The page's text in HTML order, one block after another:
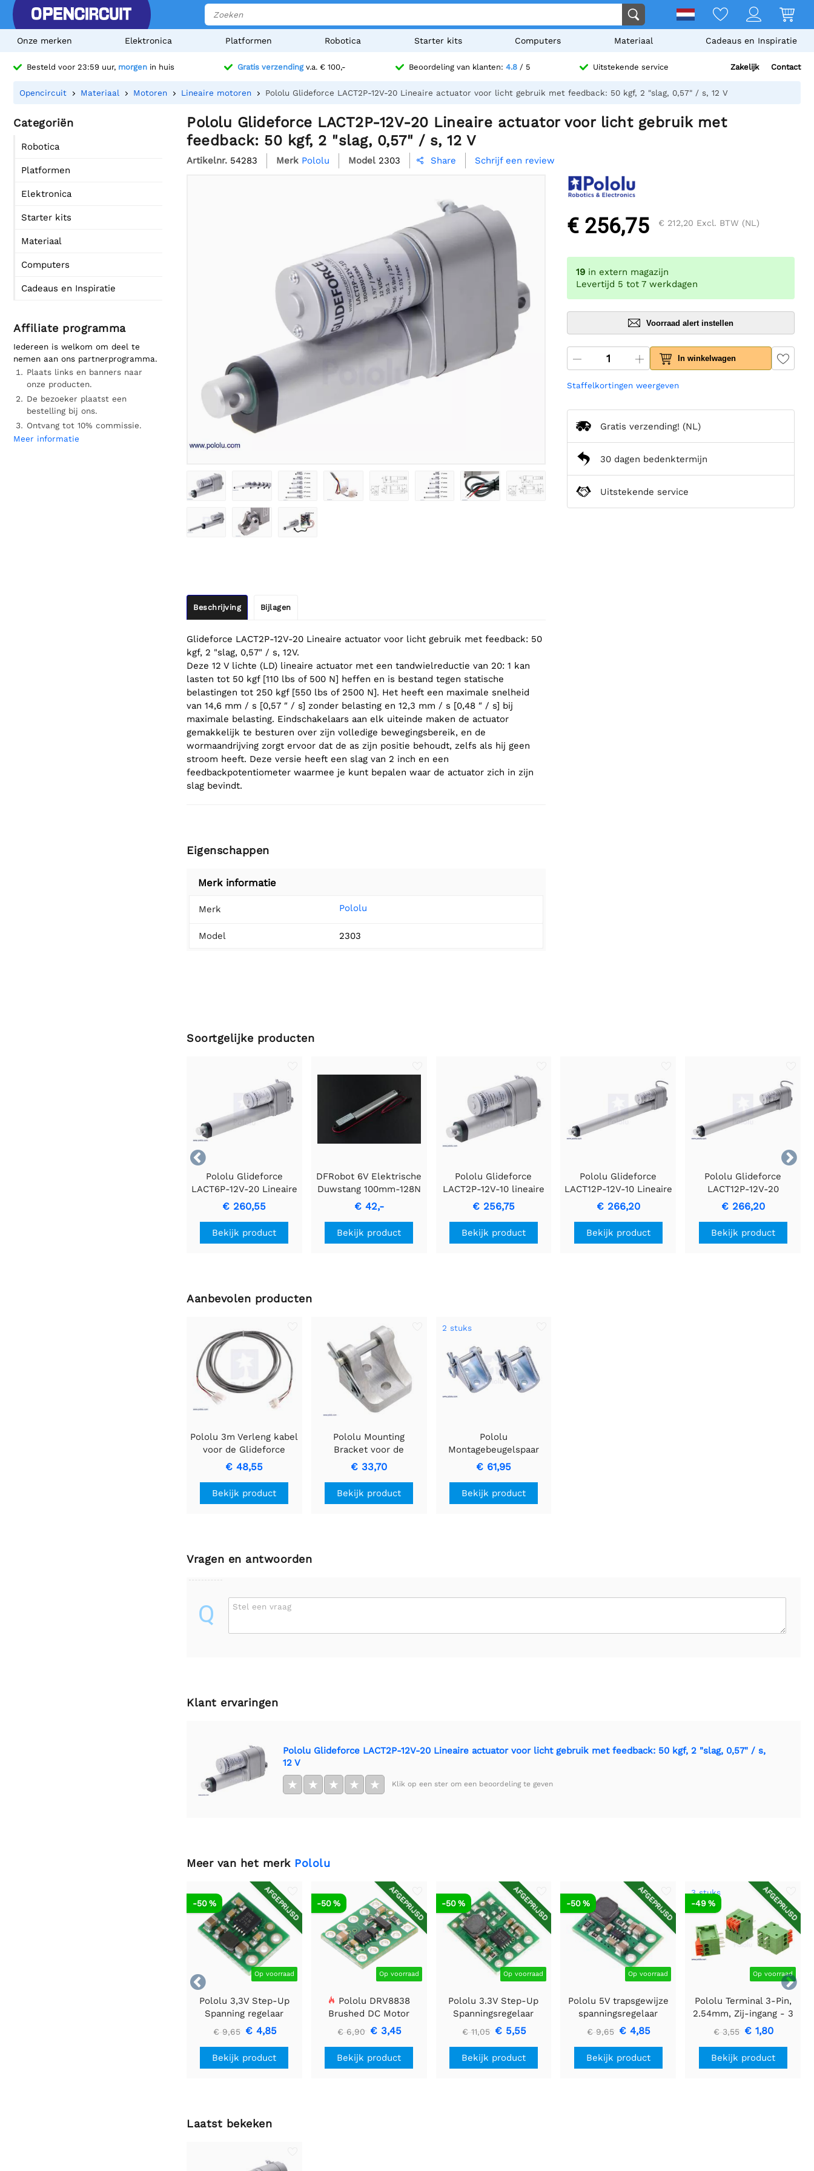
Onze merken Elektronica Platformen Robotica Starter kits Computers Materiaal Cadeaus en Inspiratie
Besteld voor 23:59 uur, morgen in huis Gratis verzendingv.a. € 100,- Beoordeling van klanten: 4.8/ 5 Uitstekende service Zakelijk Contact
Opencircuit Materiaal Motoren Lineaire motoren Pololu Glideforce LACT2P-12V-20 Lineaire actuator voor licht gebruik met feedback: 50 kgf, 2 "slag, 0,57" / s, 12 V
Categoriën
Robotica
Platformen
Elektronica
Starter kits
Materiaal
Computers
Cadeaus en Inspiratie
Affiliate programma
Iedereen is welkom om deel te
nemen aan ons partnerprogramma.
Plaats links en banners naar
onze producten.
De bezoeker plaatst een
bestelling bij ons.
Ontvang tot 10% commissie.
Meer informatie
Pololu Glideforce LACT2P-12V-20 Lineaire actuator voor licht gebruik met
feedback: 50 kgf, 2 "slag, 0,57" / s, 12 V
Artikelnr. 54283 Merk Pololu Model 2303  Share Schrijf een review
Beschrijving Bijlagen
Glideforce LACT2P-12V-20 Lineaire actuator voor licht gebruik met feedback: 50
kgf, 2 "slag, 0,57" / s, 12V.
Deze 12 V lichte (LD) lineaire actuator met een tandwielreductie van 20: 1 kan
lasten tot 50 kgf [110 lbs of 500 N] heffen en is bestand tegen statische
belastingen tot 250 kgf [550 lbs of 2500 N]. Het heeft een maximale snelheid
van 14,6 mm / s [0,57 ″ / s] zonder belasting en 12,3 mm / s [0,48 ″ / s] bij
maximale belasting. Eindschakelaars aan elk uiteinde maken de actuator
gemakkelijk te besturen over zijn volledige bewegingsbereik, en de
wormaandrijving zorgt ervoor dat de as zijn positie behoudt, zelfs als hij geen
stroom heeft. Deze versie heeft een slag van 2 inch en een
feedbackpotentiometer waarmee je kunt bepalen waar de actuator zich in zijn
slag bevindt.
Eigenschappen
Merk informatie
Merk Pololu
Model 2303
€ 256,75 € 212,20 Excl. BTW (NL)
19 in extern magazijn
Levertijd 5 tot 7 werkdagen
Voorraad alert instellen
In winkelwagen
Staffelkortingen weergeven
Gratis verzending! (NL)
30 dagen bedenktermijn
Uitstekende service
Soortgelijke producten


Pololu Glideforce
LACT6P-12V-20 Lineaire
actuator voor licht
gebruik met feedback:
50 kgf, 6 "slag, 0,57" / s,
12 V
€ 260,55
Bekijk product
DFRobot 6V Elektrische
Duwstang 100mm-128N
€ 42,-
Bekijk product
Pololu Glideforce
LACT2P-12V-10 lineaire
actuator voor licht
gebruik met feedback:
25kgf, 2" slag, 1,1"/s, 12V
€ 256,75
Bekijk product
Pololu Glideforce
LACT12P-12V-10 Lineaire
actuator voor licht
gebruik met feedback:
25 kgf, 12 "slag, 1,1" / s,
12 V
€ 266,20
Bekijk product
Pololu Glideforce
LACT12P-12V-20
Lineaire actuator voor
licht gebruik met
feedback: 50 kgf, 12
"slag, 0,57" / s, 12 V
€ 266,20
Bekijk product
Aanbevolen producten
Pololu 3m Verleng kabel
voor de Glideforce
Light-Duty / Medium-
Duty Lineaire
Actuatoren met
Feedback
€ 48,55
Bekijk product
Pololu Mounting
Bracket voor de
Glideforce Light-Duty
Lineaire Actuators -
Aluminium
€ 33,70
Bekijk product
2 stuks
Pololu
Montagebeugelspaar
voor Glideforce Light-
Duty lineaire
aandrijvingen - Staal - 2
stuks
€ 61,95
Bekijk product
Vragen en antwoorden
Q Stel een vraag
Klant ervaringen
Pololu Glideforce LACT2P-12V-20 Lineaire actuator voor licht gebruik met feedback: 50 kgf, 2 "slag, 0,57" / s,
12 V
★ ★ ★ ★ ★ Klik op een ster om een beoordeling te geven
Meer van het merk Pololu


AFGEPRIJSD
Op voorraad
-50 %
Pololu 3,3V Step-Up
Spanning regelaar
U1V10F3
€ 9,65 € 4,85
Bekijk product
AFGEPRIJSD
Op voorraad
-50 %
Pololu DRV8838
Brushed DC Motor
Driver
€ 6,90 € 3,45
Bekijk product
AFGEPRIJSD
Op voorraad
-50 %
Pololu 3.3V Step-Up
Spanningsregelaar
U1V11F3
€ 11,05 € 5,55
Bekijk product
AFGEPRIJSD
Op voorraad
-50 %
Pololu 5V trapsgewijze
spanningsregelaar
U3V16F5
€ 9,65 € 4,85
Bekijk product
AFGEPRIJSD
3 stuks
Op voorraad
-49 %
Pololu Terminal 3-Pin,
2.54mm, Zij-ingang - 3
stuks
€ 3,55 € 1,80
Bekijk product
Laatst bekeken